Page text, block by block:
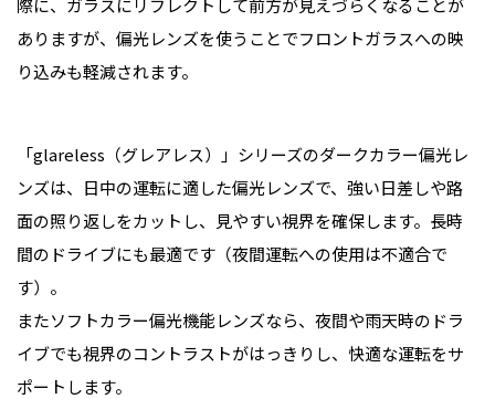
ありますが、偏光レンズを使うことでフロントガラスへの映
り込みも軽減されます。
「glareless（グレアレス）」シリーズのダークカラー偏光レ
ンズは、日中の運転に適した偏光レンズで、強い日差しや路
面の照り返しをカットし、見やすい視界を確保します。長時
間のドライブにも最適です（夜間運転への使用は不適合で
す）。
またソフトカラー偏光機能レンズなら、夜間や雨天時のドラ
イブでも視界のコントラストがはっきりし、快適な運転をサ
ポートします。